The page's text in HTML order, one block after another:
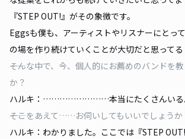
『STEP OUT!』がその象徴です。
Eggsも僕も、アーティストやリスナーにとっ
の場を作り続けていくことが大切だと思ってる
――そんな中で、今、個人的にお薦めのバンドを
か？
ハルキ：……………………本当にたくさんいるん
――そこをあえて……お伺いしてもいいでしょうか
ハルキ：わかりました。ここでは『STEP